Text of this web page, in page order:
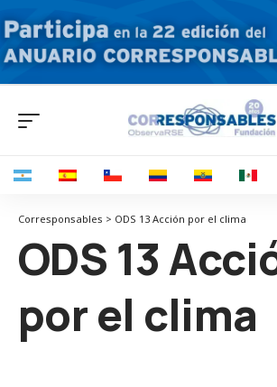
Corresponsables > ODS 13 Acción por el clima
ODS 13
por el clima